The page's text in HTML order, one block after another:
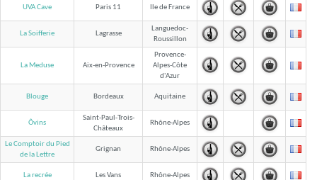
UVA Cave Paris 11 Ile de France
La Soifferie Lagrasse
Languedoc-
Roussillon
La Meduse Aix-en-Provence
Provence-
Alpes-Côte
d'Azur
Blouge Bordeaux Aquitaine
Ôvins
Saint-Paul-Trois-
Châteaux
Rhône-Alpes
Le Comptoir du Pied
de la Lettre
Grignan Rhône-Alpes
La recrée Les Vans Rhône-Alpes